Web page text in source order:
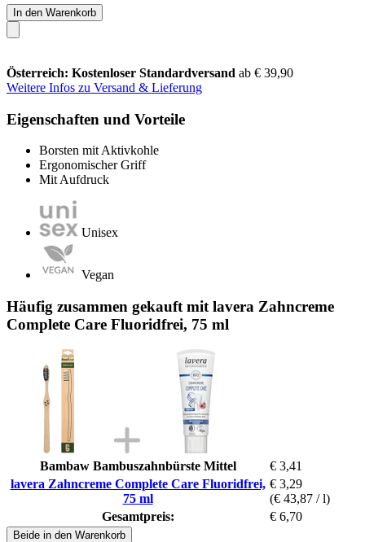
In den Warenkorb
Österreich: Kostenloser Standardversand ab € 39,90
Weitere Infos zu Versand & Lieferung
Eigenschaften und Vorteile
Borsten mit Aktivkohle
Ergonomischer Griff
Mit Aufdruck
Unisex
Vegan
Häufig zusammen gekauft mit lavera Zahncreme
Complete Care Fluoridfrei, 75 ml
Bambaw Bambuszahnbürste Mittel
€ 3,41
lavera Zahncreme Complete Care Fluoridfrei,
75 ml
€ 3,29
(€ 43,87 / l)
Gesamtpreis:
€ 6,70
Beide in den Warenkorb